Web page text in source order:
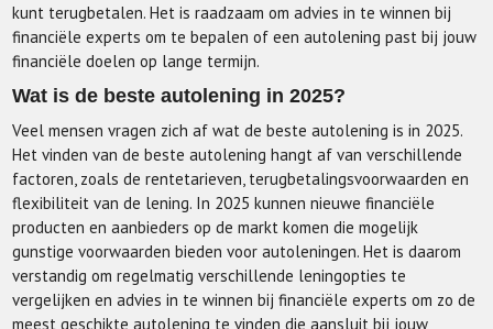
kunt terugbetalen. Het is raadzaam om advies in te winnen bij
financiële experts om te bepalen of een autolening past bij jouw
financiële doelen op lange termijn.
Wat is de beste autolening in 2025?
Veel mensen vragen zich af wat de beste autolening is in 2025.
Het vinden van de beste autolening hangt af van verschillende
factoren, zoals de rentetarieven, terugbetalingsvoorwaarden en
flexibiliteit van de lening. In 2025 kunnen nieuwe financiële
producten en aanbieders op de markt komen die mogelijk
gunstige voorwaarden bieden voor autoleningen. Het is daarom
verstandig om regelmatig verschillende leningopties te
vergelijken en advies in te winnen bij financiële experts om zo de
meest geschikte autolening te vinden die aansluit bij jouw